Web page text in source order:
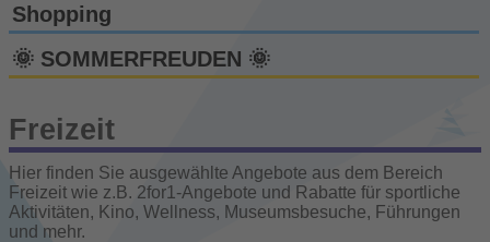
Shopping
🌞 SOMMERFREUDEN 🌞
Freizeit
Hier finden Sie ausgewählte Angebote aus dem Bereich
Freizeit wie z.B. 2for1-Angebote und Rabatte für sportliche
Aktivitäten, Kino, Wellness, Museumsbesuche, Führungen
und mehr.